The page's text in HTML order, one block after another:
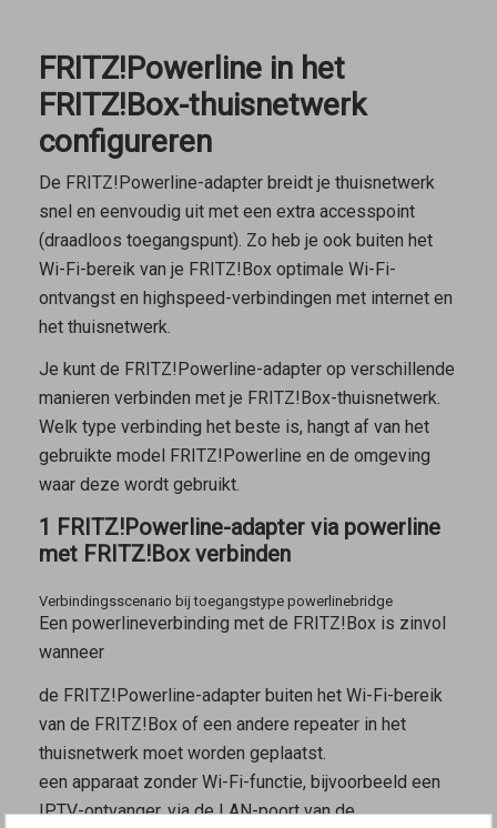
FRITZ!Powerline in het
FRITZ!Box-thuisnetwerk
configureren
De FRITZ!Powerline-adapter breidt je thuisnetwerk
snel en eenvoudig uit met een extra accesspoint
(draadloos toegangspunt). Zo heb je ook buiten het
Wi-Fi-bereik van je FRITZ!Box optimale Wi-Fi-
ontvangst en highspeed-verbindingen met internet en
het thuisnetwerk.
Je kunt de FRITZ!Powerline-adapter op verschillende
manieren verbinden met je FRITZ!Box-thuisnetwerk.
Welk type verbinding het beste is, hangt af van het
gebruikte model FRITZ!Powerline en de omgeving
waar deze wordt gebruikt.
1 FRITZ!Powerline-adapter via powerline
met FRITZ!Box verbinden
Verbindingsscenario bij toegangstype powerlinebridge
Een powerlineverbinding met de FRITZ!Box is zinvol
wanneer
de FRITZ!Powerline-adapter buiten het Wi-Fi-bereik
van de FRITZ!Box of een andere repeater in het
thuisnetwerk moet worden geplaatst.
een apparaat zonder Wi-Fi-functie, bijvoorbeeld een
IPTV-ontvanger, via de LAN-poort van de